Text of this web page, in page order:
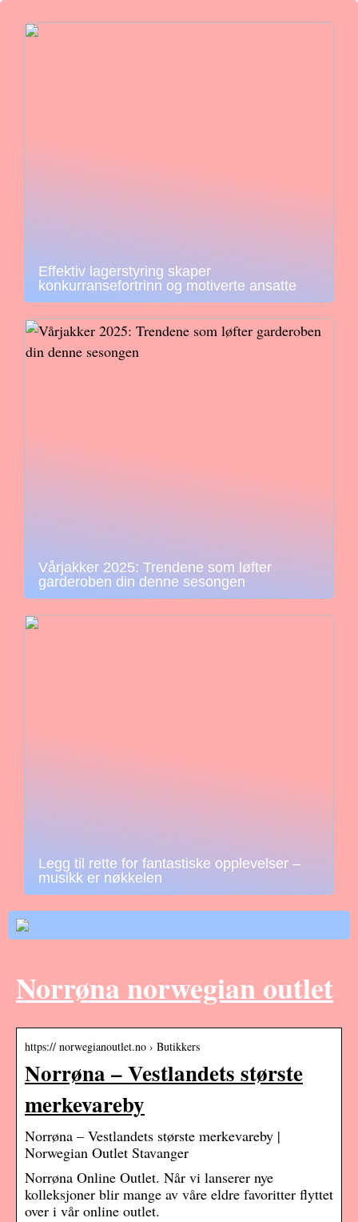
Effektiv lagerstyring skaper
konkurransefortrinn og motiverte ansatte
Vårjakker 2025: Trendene som løfter
garderoben din denne sesongen
Legg til rette for fantastiske opplevelser –
musikk er nøkkelen
Norrøna norwegian outlet
https:// norwegianoutlet.no › Butikkers
Norrøna – Vestlandets største
merkevareby
Norrøna – Vestlandets største merkevareby |
Norwegian Outlet Stavanger​
Norrøna Online Outlet. Når vi lanserer nye
kolleksjoner blir mange av våre eldre favoritter flyttet
over i vår online outlet.